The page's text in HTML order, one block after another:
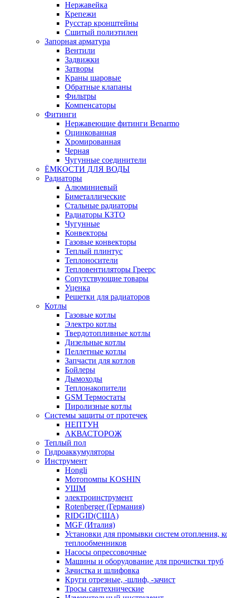
Нержавейка
Крепежи
Русстар кронштейны
Сшитый полиэтилен
Запорная арматура
Вентили
Задвижки
Затворы
Краны шаровые
Обратные клапаны
Фильтры
Компенсаторы
Фитинги
Нержавеющие фитинги Benarmo
Оцинкованная
Хромированная
Черная
Чугунные соединители
ЁМКОСТИ ДЛЯ ВОДЫ
Радиаторы
Алюминиевый
Биметаллические
Стальные радиаторы
Радиаторы КЗТО
Чугунные
Конвекторы
Газовые конвекторы
Теплый плинтус
Теплоносители
Тепловентиляторы Греерс
Сопутствующие товары
Уценка
Решетки для радиаторов
Котлы
Газовые котлы
Электро котлы
Твердотопливные котлы
Дизельные котлы
Пеллетные котлы
Запчасти для котлов
Бойлеры
Дымоходы
Теплонакопители
GSM Термостаты
Пиролизные котлы
Системы защиты от протечек
НЕПТУН
АКВАСТОРОЖ
Теплый пол
Гидроаккумуляторы
Инструмент
Hongli
Мотопомпы KOSHIN
УШМ
электроинструмент
Rotenberger (Германия)
RIDGID(США)
MGF (Италия)
Установки для промывки систем отопления,
теплообменников
Насосы опрессовочные
Машины и оборудование для прочистки труб
Зачистка и шлифовка
Круги отрезные, -шлиф, -зачист
Тросы сантехнические